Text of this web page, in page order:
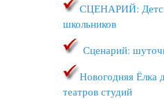
СЦЕНАРИЙ:
школьников
Сценарий:
Новогодняя Ёлка
театров студий